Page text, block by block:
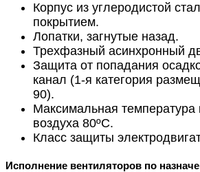
Корпус из углеродистой
покрытием.
Лопатки, загнутые назад.
Трехфазный асинхронный
Защита от попадания
канал (1-я категория
90).
Максимальная
воздуха 80ºС.
Класс защиты
Исполнение вентиляторов по